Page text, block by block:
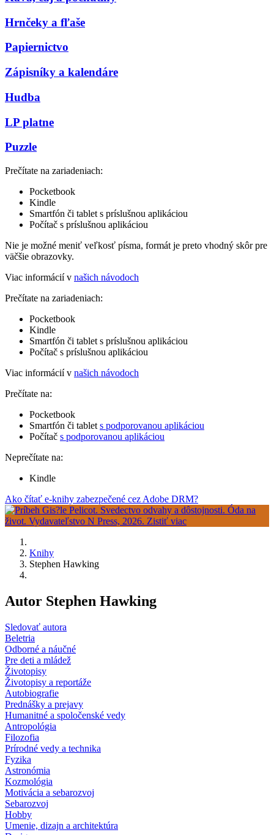
Hrnčeky a fľaše
Papiernictvo
Zápisníky a kalendáre
Hudba
LP platne
Puzzle
Prečítate na zariadeniach:
Pocketbook
Kindle
Smartfón či tablet s príslušnou aplikáciou
Počítač s príslušnou aplikáciou
Nie je možné meniť veľkosť písma, formát je preto vhodný skôr pre
väčšie obrazovky.
Viac informácií v našich návodoch
Prečítate na zariadeniach:
Pocketbook
Kindle
Smartfón či tablet s príslušnou aplikáciou
Počítač s príslušnou aplikáciou
Viac informácií v našich návodoch
Prečítate na:
Pocketbook
Smartfón či tablet s podporovanou aplikáciou
Počítač s podporovanou aplikáciou
Neprečítate na:
Kindle
Ako čítať e-knihy zabezpečené cez Adobe DRM?
Knihy
Stephen Hawking
Autor Stephen Hawking
Sledovať autora
Beletria
Odborné a náučné
Pre deti a mládež
Životopisy
Životopisy a reportáže
Autobiografie
Prednášky a prejavy
Humanitné a spoločenské vedy
Antropológia
Filozofia
Prírodné vedy a technika
Fyzika
Astronómia
Kozmológia
Motivácia a sebarozvoj
Sebarozvoj
Hobby
Umenie, dizajn a architektúra